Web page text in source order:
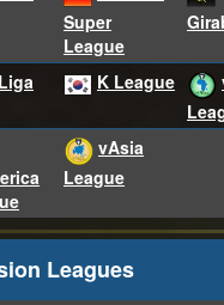
Super
League
Liga
K League
vAsia
League
Leagues